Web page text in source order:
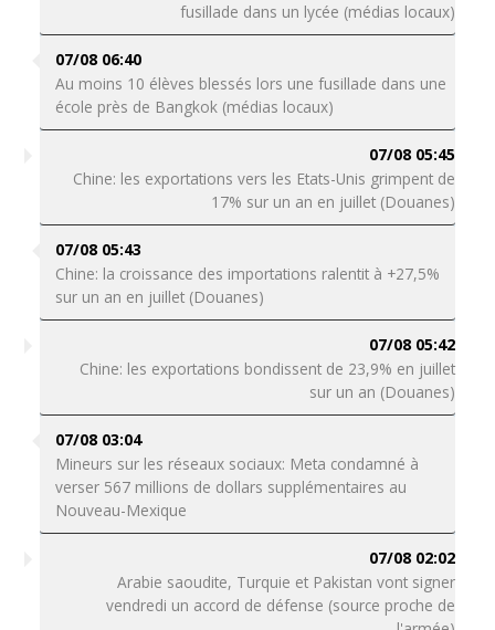
fusillade dans un lycée (médias locaux)
07/08 06:40
Au moins 10 élèves blessés lors une fusillade dans une
école près de Bangkok (médias locaux)
07/08 05:45
Chine: les exportations vers les Etats-Unis grimpent de
17% sur un an en juillet (Douanes)
07/08 05:43
Chine: la croissance des importations ralentit à +27,5%
sur un an en juillet (Douanes)
07/08 05:42
Chine: les exportations bondissent de 23,9% en juillet
sur un an (Douanes)
07/08 03:04
Mineurs sur les réseaux sociaux: Meta condamné à
verser 567 millions de dollars supplémentaires au
Nouveau-Mexique
07/08 02:02
Arabie saoudite, Turquie et Pakistan vont signer
vendredi un accord de défense (source proche de